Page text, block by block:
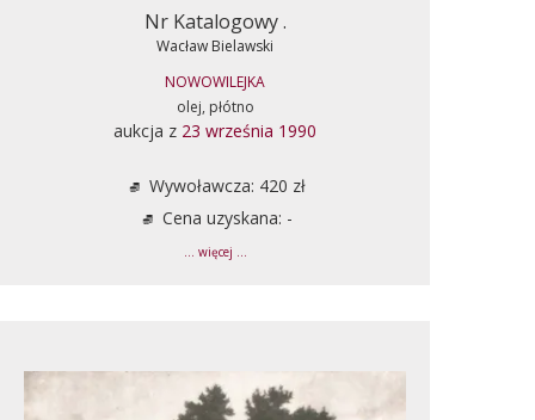
Nr Katalogowy .
Wacław Bielawski
NOWOWILEJKA
olej, płótno
aukcja z 23 września 1990
Wywoławcza: 420 zł
Cena uzyskana: -
... więcej ...